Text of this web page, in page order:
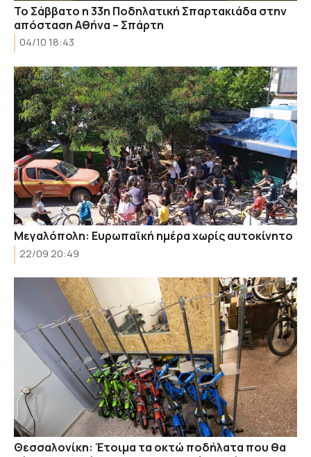
Το Σάββατο η 33η Ποδηλατική Σπαρτακιάδα στην
απόσταση Αθήνα – Σπάρτη
04/10 18:43
Μεγαλόπολη: Ευρωπαϊκή ημέρα χωρίς αυτοκίνητο
22/09 20:49
Θεσσαλονίκη: Έτοιμα τα οκτώ ποδήλατα που θα